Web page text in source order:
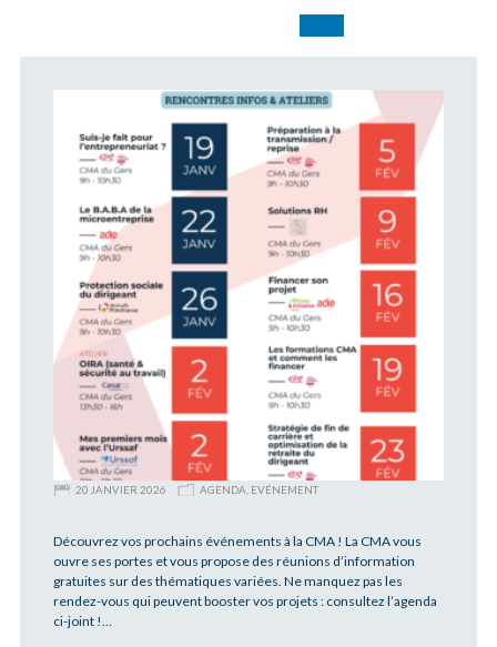
20 JANVIER 2026 AGENDA, EVÉNEMENT
Découvrez vos prochains événements à la CMA ! La CMA vous
ouvre ses portes et vous propose des réunions d’information
gratuites sur des thématiques variées. Ne manquez pas les
rendez-vous qui peuvent booster vos projets : consultez l’agenda
ci-joint !…